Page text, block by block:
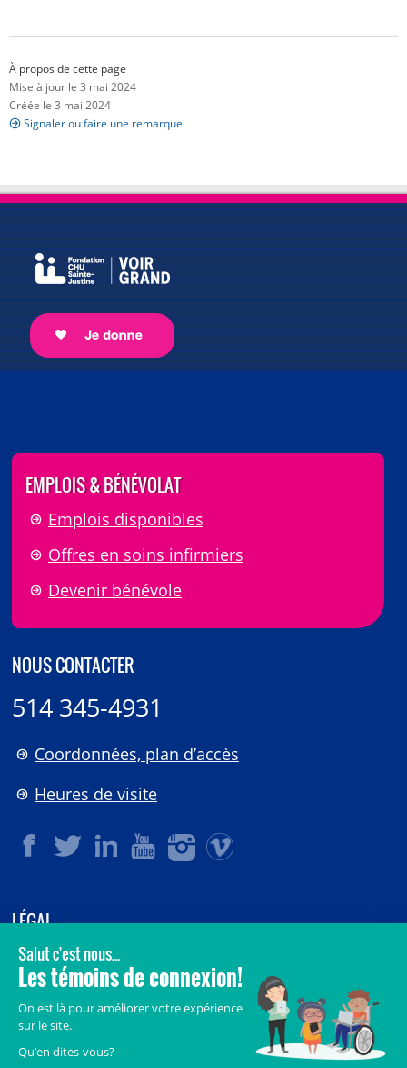
À propos de cette page
Mise à jour le 3 mai 2024
Créée le 3 mai 2024
Signaler ou faire une remarque
EMPLOIS & BÉNÉVOLAT
Emplois disponibles
Offres en soins infirmiers
Devenir bénévole
NOUS CONTACTER
514 345-4931
Coordonnées, plan d’accès
Heures de visite
LÉGAL
© 2006-2026CHU Sainte-Justine.
Tous droits réservés.
Crédits
Accès aux documents des organismes publics